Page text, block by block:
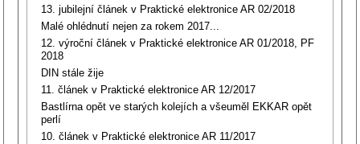
13. jubilejní článek v Praktické elektronice AR 02/2018
Malé ohlédnutí nejen za rokem 2017...
12. výroční článek v Praktické elektronice AR 01/2018, PF
2018
DIN stále žije
11. článek v Praktické elektronice AR 12/2017
Bastlírna opět ve starých kolejích a všeuměl EKKAR opět
perlí
10. článek v Praktické elektronice AR 11/2017